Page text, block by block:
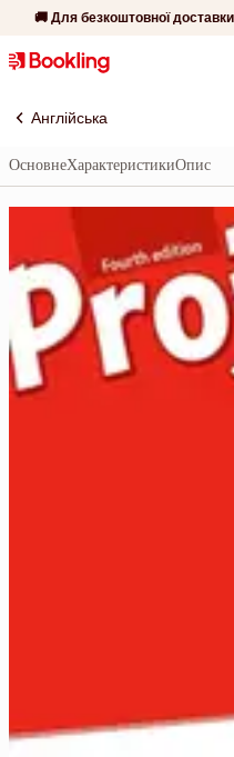
🚚 Для безкоштовної
Англійська
ОсновнеХарактеристикиОпис